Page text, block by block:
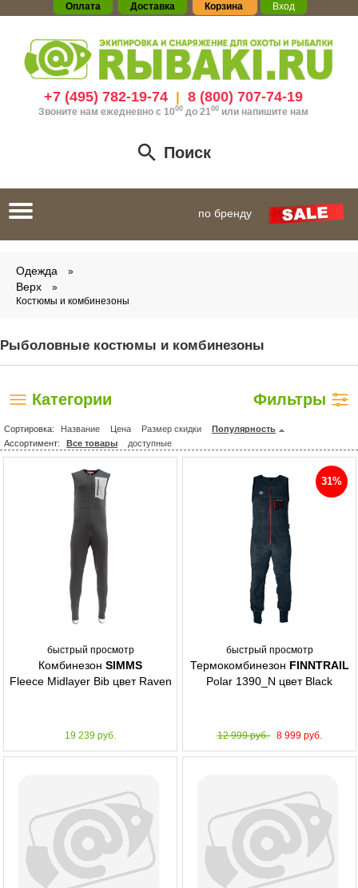
Оплата Доставка Корзина Вход
+7 (495) 782-19-74| 8 (800) 707-74-19
Звоните нам ежедневно с 1000до 21 00 или напишите нам
Поиск
Toggle
navigation
по бренду
Одежда
Верх
Костюмы и комбинезоны
Рыболовные костюмы и комбинезоны
Категории Фильтры
Сортировка: Название Цена Размер скидки
Популярность
Ассортимент:
Все товары доступные
быстрый просмотр
Комбинезон SIMMS
Fleece Midlayer Bib цвет Raven
19 239 руб.
быстрый просмотр
31%
Термокомбинезон FINNTRAIL
Polar 1390_N цвет Black
12 999 руб. 8 999 руб.